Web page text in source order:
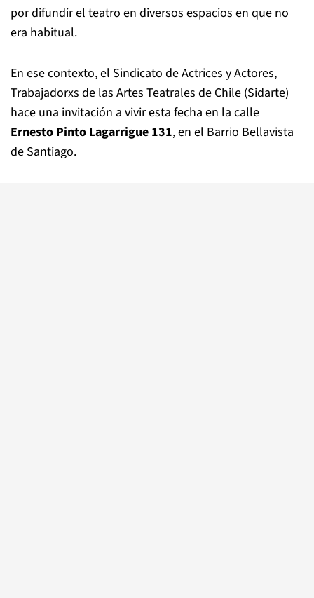
por difundir el teatro en diversos espacios en que no
era habitual.
En ese contexto, el Sindicato de Actrices y Actores,
Trabajadorxs de las Artes Teatrales de Chile (Sidarte)
hace una invitación a vivir esta fecha en la calle
Ernesto Pinto Lagarrigue 131, en el Barrio Bellavista
de Santiago.